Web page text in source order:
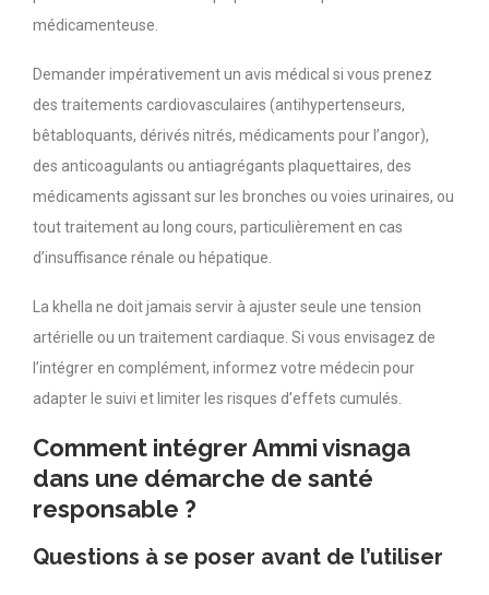
médicamenteuse.
Demander impérativement un avis médical si vous prenez
des traitements cardiovasculaires (antihypertenseurs,
bêtabloquants, dérivés nitrés, médicaments pour l’angor),
des anticoagulants ou antiagrégants plaquettaires, des
médicaments agissant sur les bronches ou voies urinaires, ou
tout traitement au long cours, particulièrement en cas
d’insuffisance rénale ou hépatique.
La khella ne doit jamais servir à ajuster seule une tension
artérielle ou un traitement cardiaque. Si vous envisagez de
l’intégrer en complément, informez votre médecin pour
adapter le suivi et limiter les risques d’effets cumulés.
Comment intégrer Ammi visnaga
dans une démarche de santé
responsable ?
Questions à se poser avant de l’utiliser